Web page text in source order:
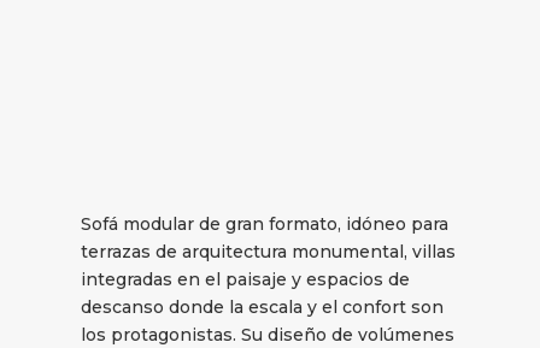
Sofá modular de gran formato, idóneo para
terrazas de arquitectura monumental, villas
integradas en el paisaje y espacios de
descanso donde la escala y el confort son
los protagonistas. Su diseño de volúmenes